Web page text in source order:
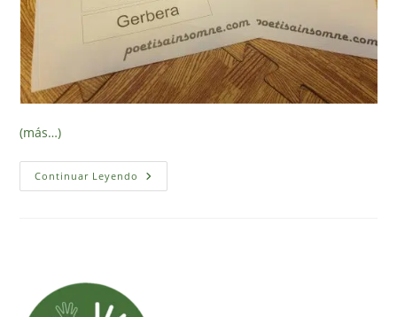
(más…)
Continuar Leyendo Imprimible
De